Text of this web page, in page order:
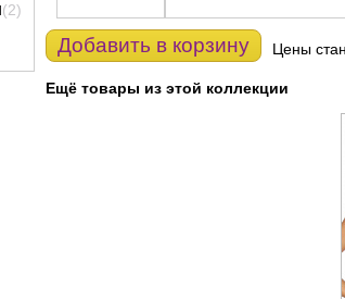
(2)
Добавить в корзину Цены
Ещё товары из этой коллекции